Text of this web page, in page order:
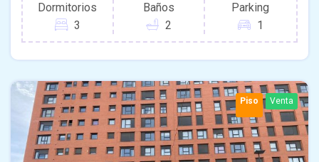
Dormitorios
3
Baños
2
Parking
1
Piso Venta